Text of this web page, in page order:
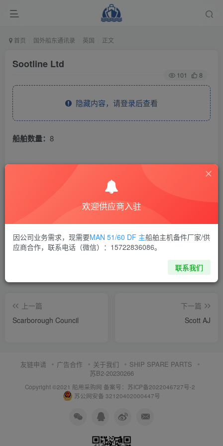
首页 国外船东通讯录 英国 正文
Sootline Ltd
101 8
隐藏内容，请登录后查看
船舶数量： 8
THE END
喜欢就支持一下吧
上一篇
Scarborough Council
下一篇
Scott AJ
友链申请 广告合作 关于我们
SHIP SPARE PARTS
苏B2-20230266
Copyright ©2021 船用采购网 备案号：苏ICP备2022046727号-2
苏公网安备 32120402000447号
欢迎供应商入驻
因公司业务需求，现需要MAN 51/60 DF 主船舶主机备件厂家/供
应商合作，联系电话（微信）：15722836086。
联系我们